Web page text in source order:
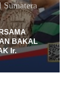
Sumatera
BAKAL
Ir.